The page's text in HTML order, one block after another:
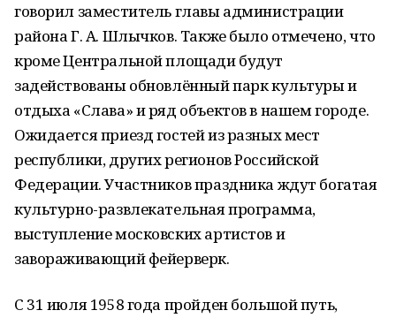
говорил заместитель главы администрации
района Г. А. Шлычков. Также было отмечено, что
кроме Центральной площади будут
задействованы обновлённый парк культуры и
отдыха «Слава» и ряд объектов в нашем городе.
Ожидается приезд гостей из разных мест
республики, других регионов Российской
Федерации. Участников праздника ждут богатая
культурно-развлекательная программа,
выступление московских артистов и
завораживающий фейерверк.
С 31 июля 1958 года пройден большой путь,